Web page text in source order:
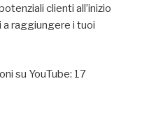
clienti all’inizio
a raggiungere i tuoi
su YouTube: 17